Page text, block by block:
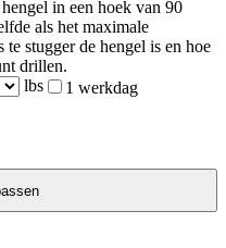
in een hoek van 90
als het maximale
stugger de hengel is en hoe
drillen.
lbs
1 werkdag